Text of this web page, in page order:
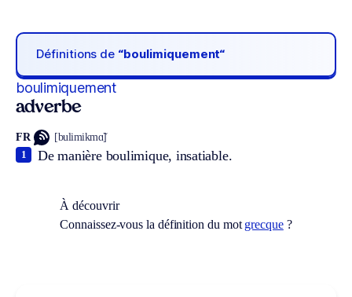
Définitions de “boulimiquement“
boulimiquement
adverbe
FR [bulimikmɑ̃]
De manière boulimique, insatiable.
1
À découvrir
Connaissez-vous la définition du mot grecque?